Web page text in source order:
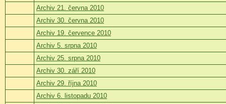
Archiv 21. června 2010
Archiv 30. června 2010
Archiv 19. července 2010
Archiv 5. srpna 2010
Archiv 25. srpna 2010
Archiv 30. září 2010
Archiv 29. října 2010
Archiv 6. listopadu 2010